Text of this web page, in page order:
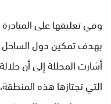
وفي تعليقها على
بهدف تمكين دول الساحل
أشارت المحللة إلى أن
التي تجتازها هذه